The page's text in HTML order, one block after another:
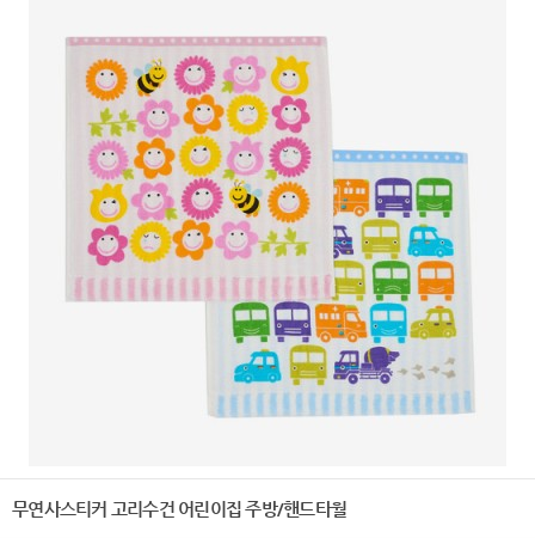
무연사스티커 고리수건 어린이집 주방/핸드타월